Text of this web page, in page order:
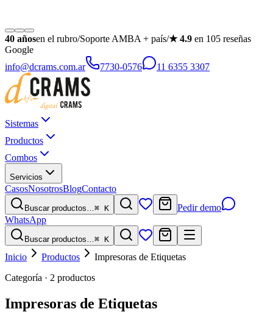
40 añosen el rubro/Soporte AMBA + país/★4.9 en 105 reseñas
Google
info@dcrams.com.ar
7730-0576 11 6355 3307
Sistemas
Productos
Combos
Servicios
CasosNosotrosBlogContacto
Buscar productos…⌘ K
Pedir demo
WhatsApp
Buscar productos…⌘ K
Inicio Productos
Impresoras de Etiquetas
Categoría · 2 productos
Impresoras de Etiquetas